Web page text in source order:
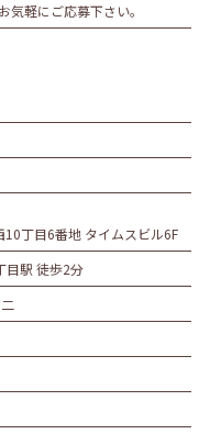
気軽にご応募下さい。
丁目6番地 タイムスビル6F
目駅 徒歩2分